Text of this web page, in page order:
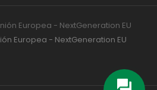
Europea - NextGeneration EU